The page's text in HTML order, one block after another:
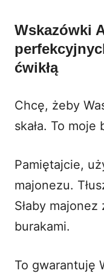
Wskazówki
ćwikłą
Chcę, żeby
skała. To moje
Pamiętajcie,
majonezu.
Słaby
burakami.
To gwarantuję